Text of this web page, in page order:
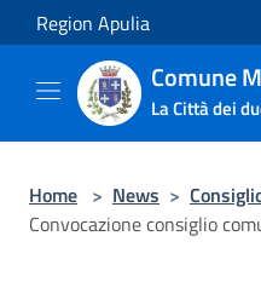
Salta al contenuto principale
Region Apulia
Comune
La Città dei
Home > News >
Convocazione consiglio